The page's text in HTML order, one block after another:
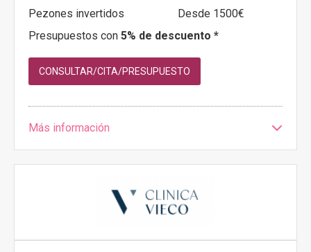
Pezones invertidos
Desde 1500€
Presupuestos con 5% de descuento *
CONSULTAR/CITA/PRESUPUESTO
Más información